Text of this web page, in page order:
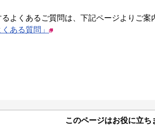
よくあるご質問は、下記ページよりご案
ある質問」
このページはお役に立ち